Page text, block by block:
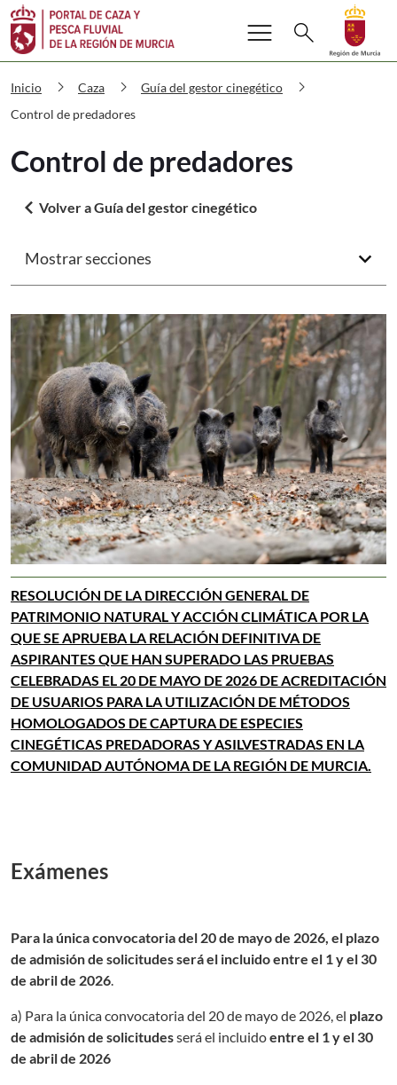
Cazaypesca Control de predadores
Volver a
Ir a
menu Buscar
search
Inicio chevron_right Caza chevron_right Guía del gestor cinegético chevron_right
Control de predadores
Control de predadores
arrow_back_ios Volver a Guía del gestor cinegético
Mostrar secciones arrow_forward_ios
RESOLUCIÓN DE LA DIRECCIÓN GENERAL DE
PATRIMONIO NATURAL Y ACCIÓN CLIMÁTICA POR LA
QUE SE APRUEBA LA RELACIÓN DEFINITIVA DE
ASPIRANTES QUE HAN SUPERADO LAS PRUEBAS
CELEBRADAS EL 20 DE MAYO DE 2026 DE ACREDITACIÓN
DE USUARIOS PARA LA UTILIZACIÓN DE MÉTODOS
HOMOLOGADOS DE CAPTURA DE ESPECIES
CINEGÉTICAS PREDADORAS Y ASILVESTRADAS EN LA
COMUNIDAD AUTÓNOMA DE LA REGIÓN DE MURCIA.
Exámenes
Para la única convocatoria del 20 de mayo de 2026, el plazo
de admisión de solicitudes será el incluido entre el 1 y el 30
de abril de 2026.
a) Para la única convocatoria del 20 de mayo de 2026, el plazo
de admisión de solicitudesserá el incluidoentre el 1 y el 30
de abril de 2026